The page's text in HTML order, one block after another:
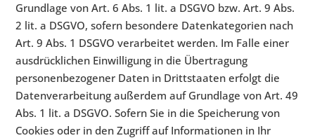
Grundlage von Art. 6 Abs. 1 lit. a DSGVO bzw. Art. 9 Abs.
2 lit. a DSGVO, sofern besondere Datenkategorien nach
Art. 9 Abs. 1 DSGVO verarbeitet werden. Im Falle einer
ausdrücklichen Einwilligung in die Übertragung
personenbezogener Daten in Drittstaaten erfolgt die
Datenverarbeitung außerdem auf Grundlage von Art. 49
Abs. 1 lit. a DSGVO. Sofern Sie in die Speicherung von
Cookies oder in den Zugriff auf Informationen in Ihr